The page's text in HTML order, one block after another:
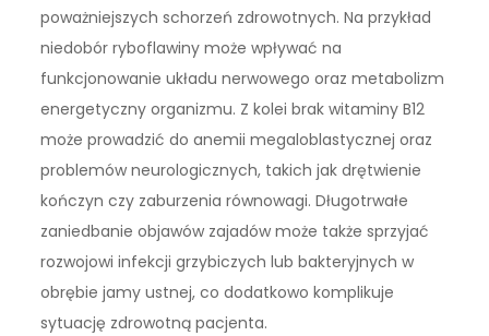
poważniejszych schorzeń zdrowotnych. Na przykład
niedobór ryboflawiny może wpływać na
funkcjonowanie układu nerwowego oraz metabolizm
energetyczny organizmu. Z kolei brak witaminy B12
może prowadzić do anemii megaloblastycznej oraz
problemów neurologicznych, takich jak drętwienie
kończyn czy zaburzenia równowagi. Długotrwałe
zaniedbanie objawów zajadów może także sprzyjać
rozwojowi infekcji grzybiczych lub bakteryjnych w
obrębie jamy ustnej, co dodatkowo komplikuje
sytuację zdrowotną pacjenta.